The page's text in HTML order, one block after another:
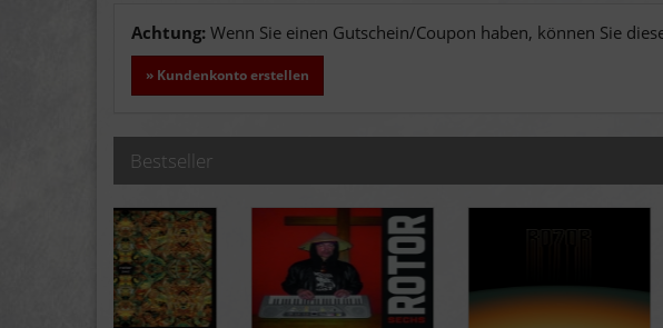
Achtung: Wenn Sie einen Gutschein/Coupon haben, können Sie
» Kundenkonto erstellen
Bestseller